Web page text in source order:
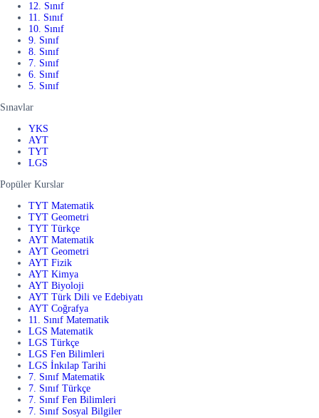
12. Sınıf
11. Sınıf
10. Sınıf
9. Sınıf
8. Sınıf
7. Sınıf
6. Sınıf
5. Sınıf
Sınavlar
YKS
AYT
TYT
LGS
Popüler Kurslar
TYT Matematik
TYT Geometri
TYT Türkçe
AYT Matematik
AYT Geometri
AYT Fizik
AYT Kimya
AYT Biyoloji
AYT Türk Dili ve Edebiyatı
AYT Coğrafya
11. Sınıf Matematik
LGS Matematik
LGS Türkçe
LGS Fen Bilimleri
LGS İnkılap Tarihi
7. Sınıf Matematik
7. Sınıf Türkçe
7. Sınıf Fen Bilimleri
7. Sınıf Sosyal Bilgiler